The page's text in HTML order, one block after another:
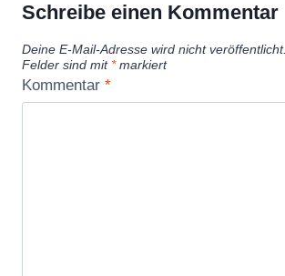
Schreibe einen Kommentar
Deine E-Mail-Adresse wird nicht veröffentlicht.
Felder sind mit *markiert
Kommentar *